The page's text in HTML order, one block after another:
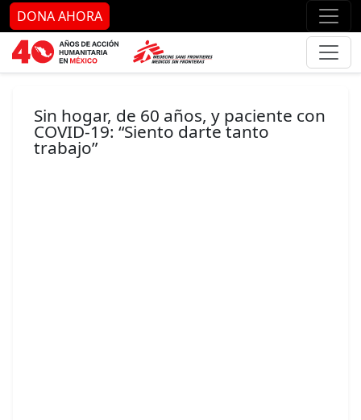
Ir al contenido principal Ir
DONA AHORA
Sin hogar, de 60 años, y paciente con
COVID-19: “Siento darte tanto
trabajo”